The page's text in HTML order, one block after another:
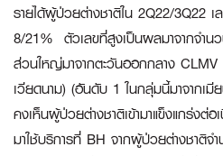
รายได้ผู้ป่วยต่างชาติใน 2Q22/3Q22
8/21% ตัวเลขที่สูงเป็นผลมาจากจำน
ส่วนใหญ่มาจากตะวันออกกลาง
เวียดนาม) (อันดับ 1 ในกลุ่มนี้มาจากเมี
คงเห็นผู้ป่วยต่างชาติเข้ามาแข็งแกร่งต่อ
มาใช้บริการที่ BH จากผู้ป่วยต่างชาติจ